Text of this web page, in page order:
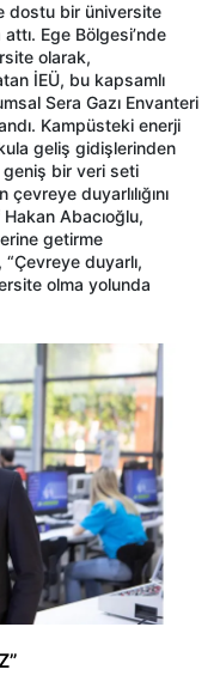
dostu bir üniversite
Ege Bölgesi’nde
olarak,
İEÜ, bu kapsamlı
Sera Gazı Envanteri
Kampüsteki enerji
geliş gidişlerinden
geniş bir veri seti
duyarlılığını
Abacıoğlu,
getirme
“Çevreye duyarlı,
olma yolunda